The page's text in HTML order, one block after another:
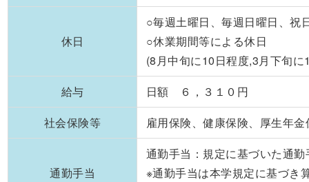
休日
○毎週土曜日、毎週日曜日、祝
○休業期間等による休日
(8月中旬に10日程度,3月下旬に
給与
日額 ６，３１０円
社会保険等
雇用保険、健康保険、厚生年金
通勤手当
通勤手当：規定に基づいた通
※通勤手当は本学規定に基づき